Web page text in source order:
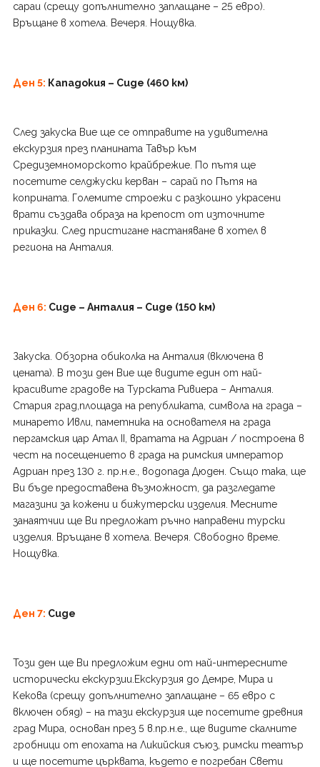
сараи (срещу допълнително заплащане – 25 евро).
Връщане в хотела. Вечеря. Нощувка.
Ден 5: Кападокия – Сиде (460 км)
След закуска Вие ще се отправите на удивителна
екскурзия през планината Тавър към
Средиземноморското крайбрежие. По пътя ще
посетите селджуски керван – сарай по Пътя на
коприната. Големите строежи с разкошно украсени
врати създава образа на крепост от източните
приказки. След пристигане настаняване в хотел в
региона на Анталия.
Ден 6: Сиде – Анталия – Сиде (150 км)
Закуска. Обзорна обиколка на Анталия (включена в
цената). В този ден Вие ще видите един от най-
красивите градове на Турската Ривиера – Анталия.
Стария град,площада на републиката, символа на града –
минарето Ивли, паметника на основателя на града
пергамския цар Атал ІІ, вратата на Адриан / построена в
чест на посещението в града на римския император
Адриан през 130 г. пр.н.е., водопада Дюден. Също така, ще
Ви бъде предоставена възможност, да разгледате
магазини за кожени и бижутерски изделия. Месните
занаятчии ще Ви предложат ръчно направени турски
изделия. Връщане в хотела. Вечеря. Свободно време.
Нощувка.
Ден 7: Сиде
Този ден ще Ви предложим едни от най-интересните
исторически екскурзии.Екскурзия до Демре, Мира и
Кекова (срещу допълнително заплащане – 65 евро с
включен обяд) – на тази екскурзия ще посетите древния
град Мира, основан през 5 в.пр.н.е., ще видите скалните
гробници от епохата на Ликийския съюз, римски театър
и ще посетите църквата, където е погребан Свети